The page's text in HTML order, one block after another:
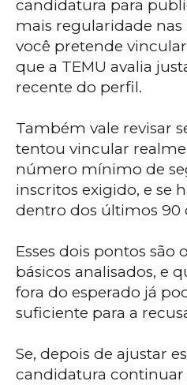
candidatura para
mais regularidade nas
você pretende
que a TEMU avalia
recente do perfil.
Também vale revisar
tentou vincular
número mínimo de
inscritos exigido, e se
dentro dos últimos 90
Esses dois pontos são
básicos analisados, e
fora do esperado já
suficiente para a
Se, depois de ajustar
candidatura continuar